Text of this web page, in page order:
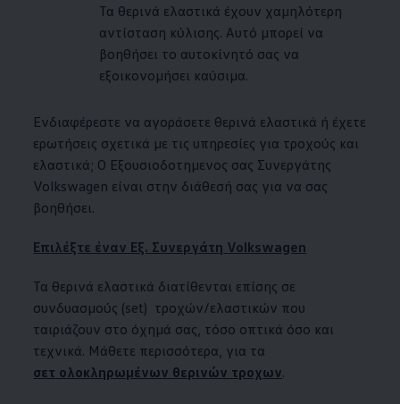
Τα θερινά ελαστικά έχουν χαμηλότερη
αντίσταση κύλισης. Αυτό μπορεί να
βοηθήσει το αυτοκίνητό σας να
εξοικονομήσει καύσιμα.
Ενδιαφέρεστε να αγοράσετε θερινά ελαστικά ή έχετε
ερωτήσεις σχετικά με τις υπηρεσίες για τροχούς και
ελαστικά; Ο Εξουσιοδοτημενος σας Συνεργάτης
Volkswagen είναι στην διάθεσή σας για να σας
βοηθήσει.
Επιλέξτε έναν Εξ. Συνεργάτη Volkswagen
Τα θερινά ελαστικά διατίθενται επίσης σε
συνδυασμούς (set) τροχών/ελαστικών που
ταιριάζουν στο όχημά σας, τόσο οπτικά όσο και
τεχνικά. Μάθετε περισσότερα, για τα
σετ ολοκληρωμένων θερινών τροχων.